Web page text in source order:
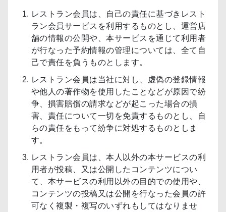
レストラン会員は、自己の責任に基づきレスト
ラン会員サービスを利用するものとし、運営店
舗の情報の公開や、本サービスを通じて利用者
が行なった予約情報の管理については、全て自
己で責任を負うものとします。
レストラン会員は当社に対し、虚偽の登録情報
や他人の著作物を使用したことなどが原因で紛
争、損害賠償の請求などが起こった場合の損
害、責任について一切を免責するものとし、自
らの責任をもって紛争に対処するものとしま
す。
レストラン会員は、本人以外の本サービスの利
用者が投稿、又は公開したコンテンツについ
て、本サービスの利用以外の目的での使用や、
コンテンツの投稿又は公開を行なった会員の許
可なく複製・複写のいずれもしてはなりませ